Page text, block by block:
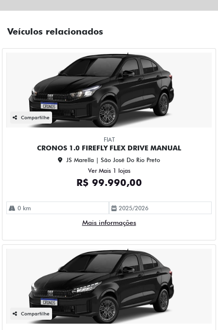
Veículos relacionados
Compartilhe
FIAT
CRONOS 1.0 FIREFLY FLEX DRIVE MANUAL
JS Marella | São José Do Rio Preto
Ver Mais 1 lojas
R$ 99.990,00
0 km 2025/2026
Mais informações
Compartilhe